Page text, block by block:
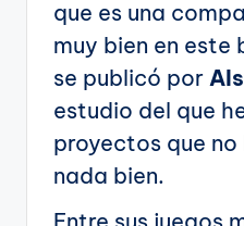
que es una
muy bien en este
se publicó por
estudio del que
proyectos que
nada bien.